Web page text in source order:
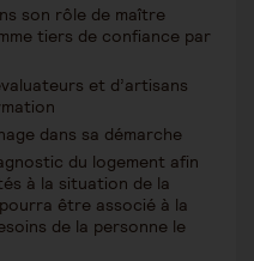
son rôle de maître
tiers de confiance par
et d’artisans
dans sa démarche
du logement afin
à la situation de la
pourra être associé à la
de la personne le